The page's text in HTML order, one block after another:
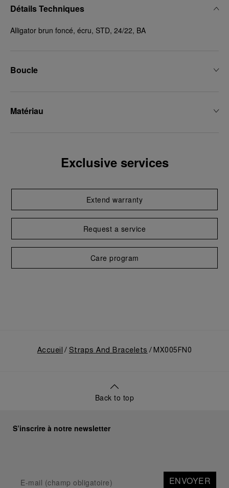
Détails Techniques
Alligator brun foncé, écru, STD, 24/22, BA
Boucle
Matériau
Exclusive services
Extend warranty
Request a service
Care program
Accueil Straps And Bracelets MX005FN0
Back to top
S’inscrire à notre newsletter
ENVOYER